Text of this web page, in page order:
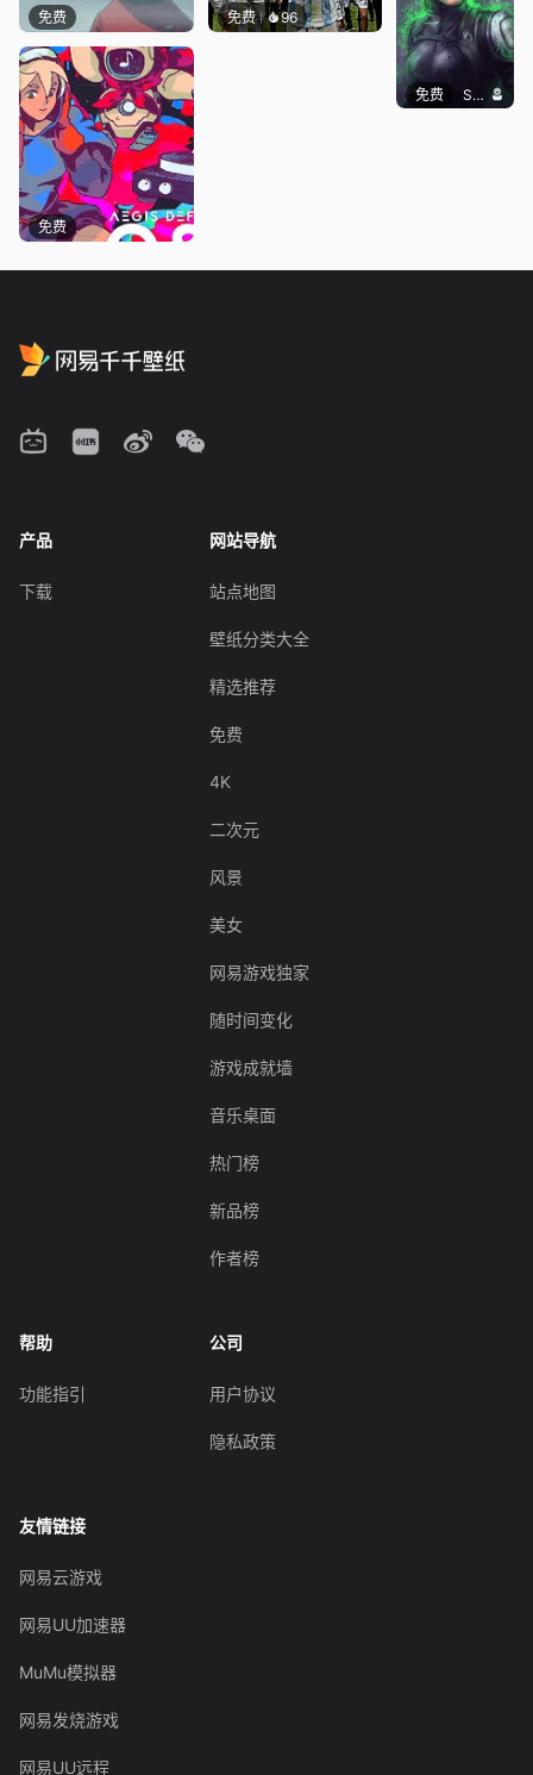
免费 免费 96
免费
免费 SomethingEPIC
产品
下载
网站导航
站点地图
壁纸分类大全
精选推荐
免费
4K
二次元
风景
美女
网易游戏独家
随时间变化
游戏成就墙
音乐桌面
热门榜
新品榜
作者榜
帮助
功能指引
公司
用户协议
隐私政策
友情链接
网易云游戏
网易UU加速器
MuMu模拟器
网易发烧游戏
网易UU远程